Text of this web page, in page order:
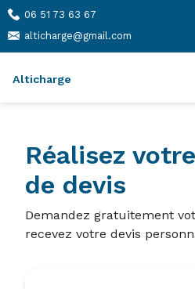
06 51 73 63 67
alticharge@gmail.com
Alticharge
Réalisez
de devis
Demandez gratuitement
recevez votre devis